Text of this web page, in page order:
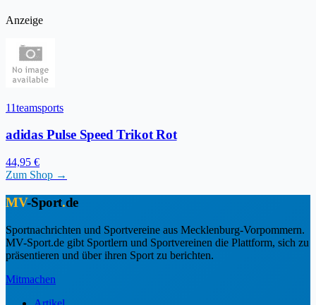
Anzeige
11teamsports
adidas Pulse Speed Trikot Rot
44,95 €
Zum Shop →
MV-Sport.de
Sportnachrichten und Sportvereine aus Mecklenburg-Vorpommern.
MV-Sport.de gibt Sportlern und Sportvereinen die Plattform, sich zu
präsentieren und über ihren Sport zu berichten.
Mitmachen